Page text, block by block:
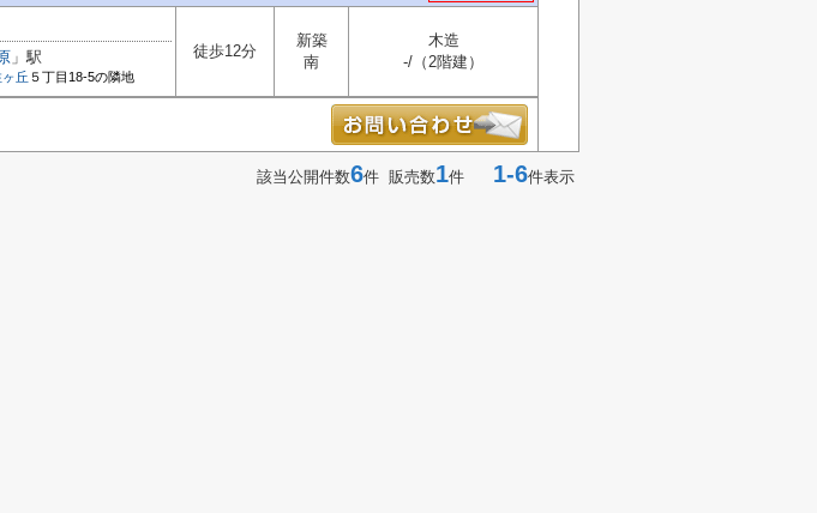
」駅
丘 ５丁目18-5の隣地
徒歩12分
新築
南
木造
-/（2階建）
該当公開件数6件 販売数1件 1-6件表示